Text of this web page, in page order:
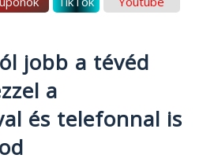
jobb a tévéd
a
és telefonnal is